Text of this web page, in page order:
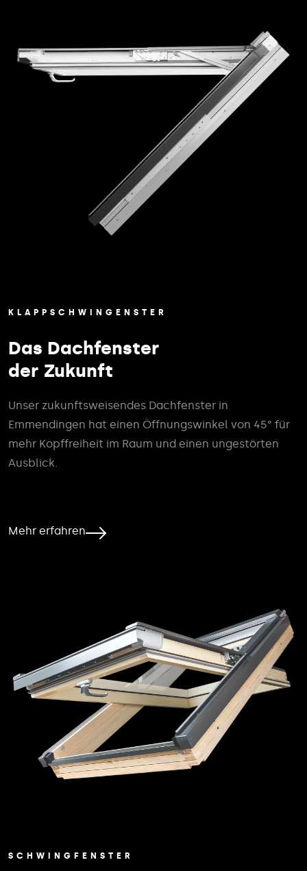
KLAPPSCHWINGENSTER
Das Dachfenster
der Zukunft
Unser zukunftsweisendes Dachfenster in
Emmendingen hat einen Öffnungswinkel von 45° für
mehr Kopffreiheit im Raum und einen ungestörten
Ausblick.
Mehr erfahren
SCHWINGFENSTER